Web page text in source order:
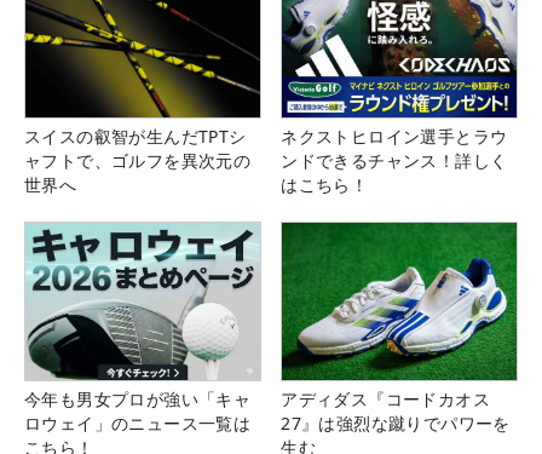
スイスの叡智が生んだTPTシ
ャフトで、ゴルフを異次元の
世界へ
ネクストヒロイン選手とラウ
ンドできるチャンス！詳しく
はこちら！
今年も男女プロが強い「キャ
ロウェイ」のニュース一覧は
こちら！
アディダス『コードカオス
27』は強烈な蹴りでパワーを
生む